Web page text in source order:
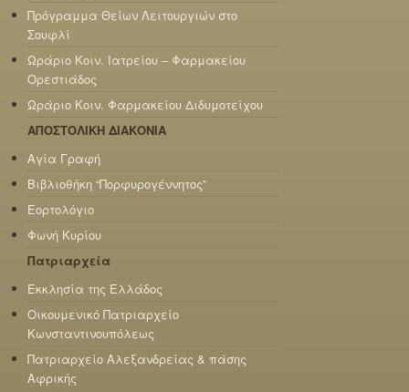
Πρόγραμμα Θείων Λειτουργιών στο
Σουφλί
Ωράριο Κοιν. Ιατρείου – Φαρμακείου
Ορεστιάδος
Ωράριο Κοιν. Φαρμακείου Διδυμοτείχου
ΑΠΟΣΤΟΛΙΚΗ ΔΙΑΚΟΝΙΑ
Αγία Γραφή
Βιβλιοθήκη “Πορφυρογέννητος”
Εορτολόγιο
Φωνή Κυρίου
Πατριαρχεία
Εκκλησία της Ελλάδος
Οικουμενικό Πατριαρχείο
Κωνσταντινουπόλεως
Πατριαρχείο Αλεξανδρείας & πάσης
Αφρικής